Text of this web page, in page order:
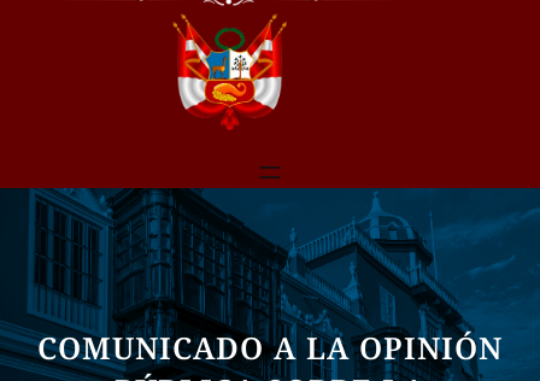
COMUNICADO A LA OPINIÓN